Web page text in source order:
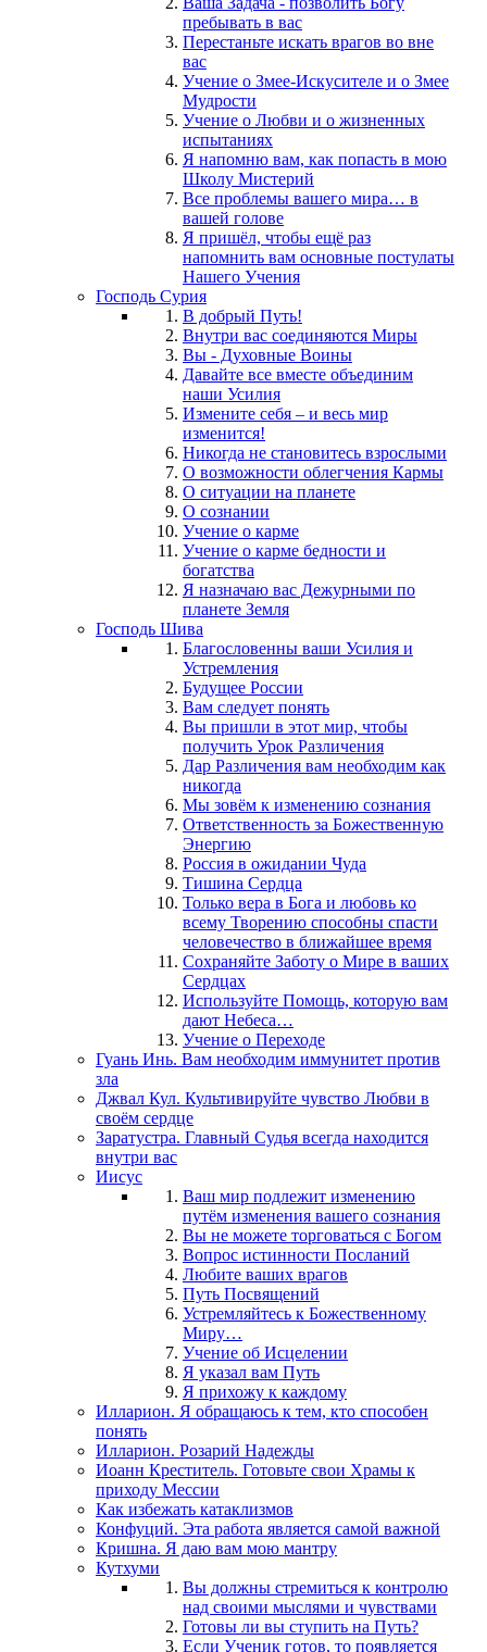
пребывать в вас
Перестаньте искать врагов во вне
вас
Учение о Змее-Искусителе и о Змее
Мудрости
Учение о Любви и о жизненных
испытаниях
Я напомню вам, как попасть в мою
Школу Мистерий
Все проблемы вашего мира… в
вашей голове
Я пришёл, чтобы ещё раз
напомнить вам основные постулаты
Нашего Учения
Господь Сурия
В добрый Путь!
Внутри вас соединяются Миры
Вы - Духовные Воины
Давайте все вместе объединим
наши Усилия
Измените себя – и весь мир
изменится!
Никогда не становитесь взрослыми
О возможности облегчения Кармы
О ситуации на планете
О сознании
Учение о карме
Учение о карме бедности и
богатства
Я назначаю вас Дежурными по
планете Земля
Господь Шива
Благословенны ваши Усилия и
Устремления
Будущее России
Вам следует понять
Вы пришли в этот мир, чтобы
получить Урок Различения
Дар Различения вам необходим как
никогда
Мы зовём к изменению сознания
Ответственность за Божественную
Энергию
Россия в ожидании Чуда
Тишина Сердца
Только вера в Бога и любовь ко
всему Творению способны спасти
человечество в ближайшее время
Сохраняйте Заботу о Мире в ваших
Сердцах
Используйте Помощь, которую вам
дают Небеса…
Учение о Переходе
Гуань Инь. Вам необходим иммунитет против
зла
Джвал Кул. Культивируйте чувство Любви в
своём сердце
Заратустра. Главный Судья всегда находится
внутри вас
Иисус
Ваш мир подлежит изменению
путём изменения вашего сознания
Вы не можете торговаться с Богом
Вопрос истинности Посланий
Любите ваших врагов
Путь Посвящений
Устремляйтесь к Божественному
Миру…
Учение об Исцелении
Я указал вам Путь
Я прихожу к каждому
Илларион. Я обращаюсь к тем, кто способен
понять
Илларион. Розарий Надежды
Иоанн Креститель. Готовьте свои Храмы к
приходу Мессии
Как избежать катаклизмов
Конфуций. Эта работа является самой важной
Кришна. Я даю вам мою мантру
Кутхуми
Вы должны стремиться к контролю
над своими мыслями и чувствами
Готовы ли вы ступить на Путь?
Если Ученик готов, то появляется